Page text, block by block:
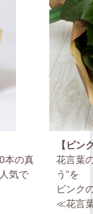
本の真
気で
【ピン
花言葉
う”を
ピンク
≪花言